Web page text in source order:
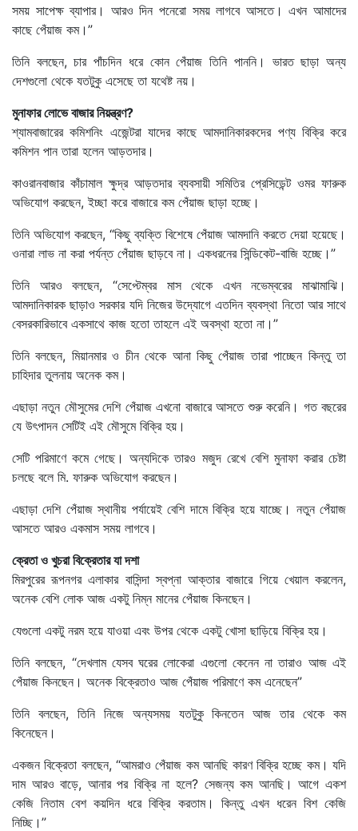
সময় সাপেক্ষ ব্যাপার। আরও দিন পনেরো সময় লাগবে আসতে। এখন আমাদের
কাছে পেঁয়াজ কম।”
তিনি বলছেন, চার পাঁচদিন ধরে কোন পেঁয়াজ তিনি পাননি। ভারত ছাড়া অন্য
দেশগুলো থেকে যতটুকু এসেছে তা যথেষ্ট নয়।
মুনাফার লোভে বাজার নিয়ন্ত্রণ?
শ্যামবাজারের কমিশনিং এজেন্টরা যাদের কাছে আমদানিকারকদের পণ্য বিক্রি করে
কমিশন পান তারা হলেন আড়তদার।
কাওরানবাজার কাঁচামাল ক্ষুদ্র আড়তদার ব্যবসায়ী সমিতির প্রেসিডেন্ট ওমর ফারুক
অভিযোগ করছেন, ইচ্ছা করে বাজারে কম পেঁয়াজ ছাড়া হচ্ছে।
তিনি অভিযোগ করছেন, “কিছু ব্যক্তি বিশেষে পেঁয়াজ আমদানি করতে দেয়া হয়েছে।
ওনারা লাভ না করা পর্যন্ত পেঁয়াজ ছাড়বে না। একধরনের সিন্ডিকেট-বাজি হচ্ছে।”
তিনি আরও বলছেন, “সেপ্টেম্বর মাস থেকে এখন নভেম্বরের মাঝামাঝি।
আমদানিকারক ছাড়াও সরকার যদি নিজের উদ্যোগে এতদিন ব্যবস্থা নিতো আর সাথে
বেসরকারিভাবে একসাথে কাজ হতো তাহলে এই অবস্থা হতো না।”
তিনি বলছেন, মিয়ানমার ও চীন থেকে আনা কিছু পেঁয়াজ তারা পাচ্ছেন কিন্তু তা
চাহিদার তুলনায় অনেক কম।
এছাড়া নতুন মৌসুমের দেশি পেঁয়াজ এখনো বাজারে আসতে শুরু করেনি। গত বছরের
যে উৎপাদন সেটিই এই মৌসুমে বিক্রি হয়।
সেটি পরিমাণে কমে গেছে। অন্যদিকে তারও মজুদ রেখে বেশি মুনাফা করার চেষ্টা
চলছে বলে মি. ফারুক অভিযোগ করছেন।
এছাড়া দেশি পেঁয়াজ স্থানীয় পর্যায়েই বেশি দামে বিক্রি হয়ে যাচ্ছে। নতুন পেঁয়াজ
আসতে আরও একমাস সময় লাগবে।
ক্রেতা ও খুচরা বিক্রেতার যা দশা
মিরপুরের রূপনগর এলাকার বাসিন্দা স্বপ্না আক্তার বাজারে গিয়ে খেয়াল করলেন,
অনেক বেশি লোক আজ একটু নিম্ন মানের পেঁয়াজ কিনছেন।
যেগুলো একটু নরম হয়ে যাওয়া এবং উপর থেকে একটু খোসা ছাড়িয়ে বিক্রি হয়।
তিনি বলছেন, “দেখলাম যেসব ঘরের লোকেরা এগুলো কেনেন না তারাও আজ এই
পেঁয়াজ কিনছেন। অনেক বিক্রেতাও আজ পেঁয়াজ পরিমাণে কম এনেছেন”
তিনি বলছেন, তিনি নিজে অন্যসময় যতটুকু কিনতেন আজ তার থেকে কম
কিনেছেন।
একজন বিক্রেতা বলছেন, “আমরাও পেঁয়াজ কম আনছি কারণ বিক্রি হচ্ছে কম। যদি
দাম আরও বাড়ে, আনার পর বিক্রি না হলে? সেজন্য কম আনছি। আগে একশ
কেজি নিতাম বেশ কয়দিন ধরে বিক্রি করতাম। কিন্তু এখন ধরেন বিশ কেজি
নিচ্ছি।”